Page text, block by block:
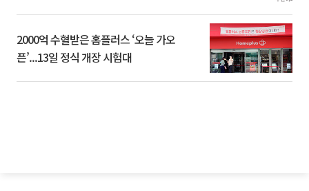
2000억 수혈받은 홈플러스 ‘오늘 가오
픈’...13일 정식 개장 시험대